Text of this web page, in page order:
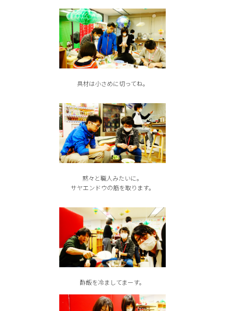
具材は小さめに切ってね。
黙々と職人みたいに。
サヤエンドウの筋を取ります。
酢飯を冷ましてまーす。